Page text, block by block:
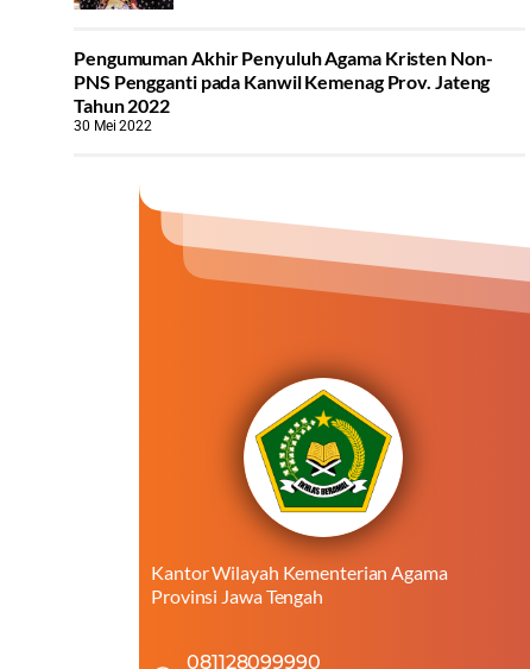
Pengumuman Akhir Penyuluh Agama Kristen Non-
PNS Pengganti pada Kanwil Kemenag Prov. Jateng
Tahun 2022
30 Mei 2022
Kantor Wilayah Kementerian Agama
Provinsi Jawa Tengah
081128099990